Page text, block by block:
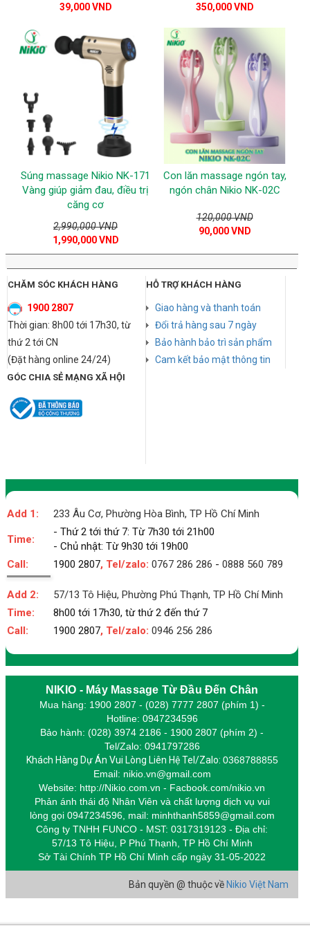
39,000 VND
350,000 VND
Súng massage Nikio NK-171
Vàng giúp giảm đau, điều trị
căng cơ
2,990,000 VND
1,990,000 VND
Con lăn massage ngón tay,
ngón chân Nikio NK-02C
120,000 VND
90,000 VND
CHĂM SÓC KHÁCH HÀNG
1900 2807
Thời gian: 8h00 tới 17h30, từ
thứ 2 tới CN
(Đặt hàng online 24/24)
HỖ TRỢ KHÁCH HÀNG
Giao hàng và thanh toán
Đổi trả hàng sau 7 ngày
Bảo hành bảo trì sản phẩm
Cam kết bảo mật thông tin
GÓC CHIA SẺ MẠNG XÃ HỘI
Add 1: 233 Âu Cơ, Phường Hòa Bình, TP Hồ Chí Minh
Time:
- Thứ 2 tới thứ 7: Từ 7h30 tới 21h00
- Chủ nhật: Từ 9h30 tới 19h00
Call:
1900 2807, Tel/zalo:0767 286 286 -0888 560 789
Add 2:
57/13 Tô Hiệu, Phường Phú Thạnh, TP Hồ Chí Minh
Time:
8h00 tới 17h30, từ thứ 2 đến thứ 7
Call:
1900 2807, Tel/zalo:0946 256 286
NIKIO - Máy Massage Từ Đầu Đến Chân
Mua hàng: 1900 2807 - (028) 7777 2807 (phím 1) -
Hotline: 0947234596
Bảo hành: (028) 3974 2186 - 1900 2807 (phím 2) -
Tel/Zalo: 0941797286
Khách Hàng Dự Án Vui Lòng Liên Hệ Tel/Zalo: 0368788855
Email: nikio.vn@gmail.com
Website: http://Nikio.com.vn - Facbook.com/nikio.vn
Phản ánh thái độ Nhân Viên và chất lượng dịch vụ vui
lòng gọi 0947234596, mail: minhthanh5859@gmail.com
Công ty TNHH FUNCO - MST: 0317319123 - Địa chỉ:
57/13 Tô Hiệu, P Phú Thạnh, TP Hồ Chí Minh
Sở Tài Chính TP Hồ Chí Minh cấp ngày 31-05-2022
Bản quyền @ thuộc về Nikio Việt Nam